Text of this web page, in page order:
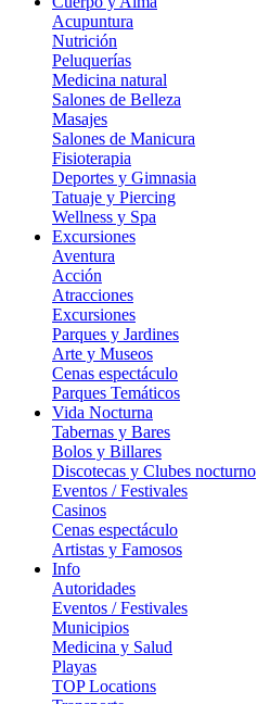
Acupuntura
Nutrición
Peluquerías
Medicina natural
Salones de Belleza
Masajes
Salones de Manicura
Fisioterapia
Deportes y Gimnasia
Tatuaje y Piercing
Wellness y Spa
Excursiones
Aventura
Acción
Atracciones
Excursiones
Parques y Jardines
Arte y Museos
Cenas espectáculo
Parques Temáticos
Vida Nocturna
Tabernas y Bares
Bolos y Billares
Discotecas y Clubes nocturno
Eventos / Festivales
Casinos
Cenas espectáculo
Artistas y Famosos
Info
Autoridades
Eventos / Festivales
Municipios
Medicina y Salud
Playas
TOP Locations